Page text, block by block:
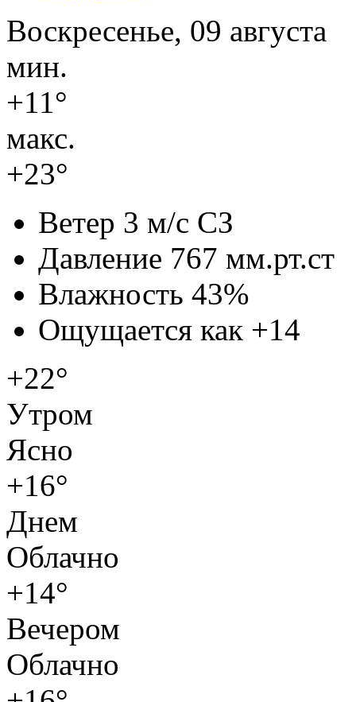
Воскресенье, 09 августа
мин.
+11°
макс.
+23°
Ветер 3 м/с СЗ
Давление 767 мм.рт.ст
Влажность 43%
Ощущается как +14
+22°
Утром
Ясно
+16°
Днем
Облачно
+14°
Вечером
Облачно